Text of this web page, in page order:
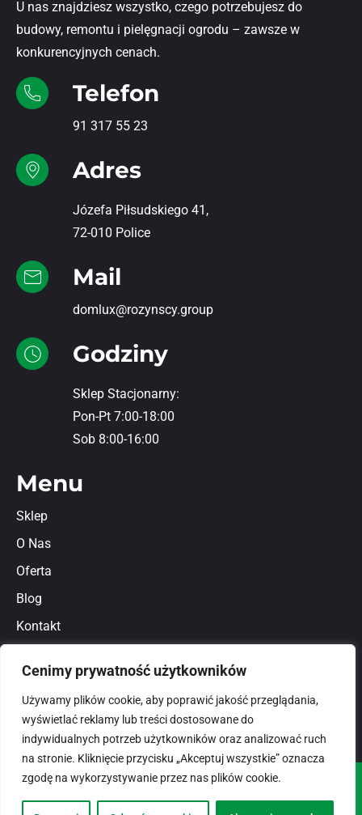
Cenimy prywatność użytkowników
Używamy plików cookie, aby poprawić jakość przeglądania,
wyświetlać reklamy lub treści dostosowane do
indywidualnych potrzeb użytkowników oraz analizować ruch
na stronie. Kliknięcie przycisku „Akceptuj wszystkie” oznacza
zgodę na wykorzystywanie przez nas plików cookie.
U nas znajdziesz wszystko, czego potrzebujesz do
budowy, remontu i pielęgnacji ogrodu – zawsze w
konkurencyjnych cenach.
Telefon
91 317 55 23
Adres
Józefa Piłsudskiego 41,
72-010 Police
Mail
domlux@rozynscy.group
Godziny
Sklep Stacjonarny:
Pon-Pt 7:00-18:00
Sob 8:00-16:00
Menu
Sklep
O Nas
Oferta
Blog
Kontakt
Polityka prywatności
© 2026domlux.plZaprojektowany przez: